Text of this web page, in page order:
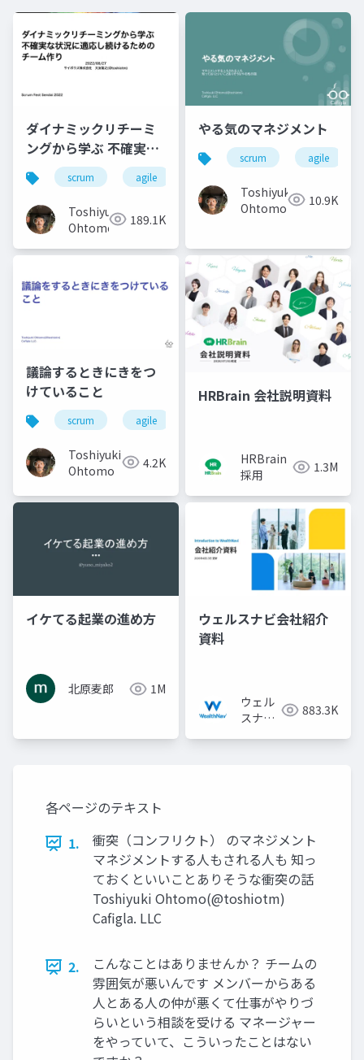
ダイナミックリチーミ
ングから学ぶ 不確実な
状況に適応し続けるた
めの チーム作り
scrum agile
Toshiyuki
Ohtomo
189.1K
やる気のマネジメント
scrum agile
Toshiyuki
Ohtomo
10.9K
議論するときにきをつ
けていること
scrum agile
Toshiyuki
Ohtomo
4.2K
HRBrain 会社説明資料
HRBrain
採用
1.3M
イケてる起業の進め方
北原麦郎 1M
ウェルスナビ会社紹介
資料
ウェル
スナビ
883.3K
各ページのテキスト
1.
衝突（コンフリクト） のマネジメント
マネジメントする人もされる人も 知っ
ておくといいことありそうな衝突の話
Toshiyuki Ohtomo(@toshiotm)
Caﬁgla. LLC
2.
こんなことはありませんか？ チームの
雰囲気が悪いんです メンバーからある
人とある人の仲が悪くて仕事がやりづ
らいという相談を受ける マネージャー
をやっていて、こういったことはない